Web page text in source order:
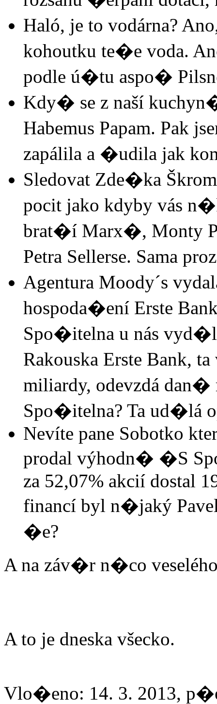
Haló, je to vodárna?
kohoutku te�e voda.
podle ú�tu aspo�
Kdy� se z naší
Habemus Papam. Pak
zapálila a �udila jak
Sledovat Zde�ka
pocit jako kdyby vás
brat�í Marx�, Monty
Petra Sellerse. Sama
Agentura Moody´s
hospoda�ení Erste
Spo�itelna u nás
Rakouska Erste Bank,
miliardy, odevzdá
Spo�itelna? Ta ud�lá
Nevíte pane Sobotko
prodal výhodn� �S
za 52,07% akcií dostal
financí byl n�jaký
�e?
A na záv�r n�co
A to je dneska všecko.
Vlo�eno: 14. 3. 2013,